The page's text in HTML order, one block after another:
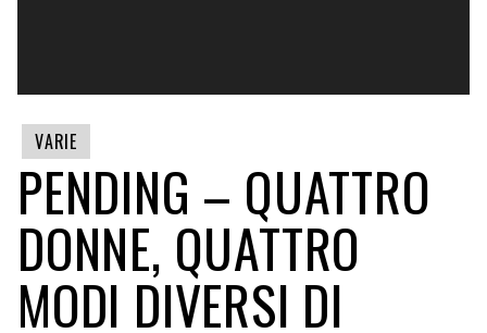
VARIE
PENDING – QUATTRO
DONNE, QUATTRO
MODI DIVERSI DI